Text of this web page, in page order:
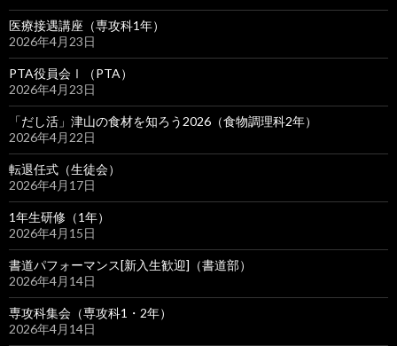
医療接遇講座（専攻科1年）
2026年4月23日
PTA役員会Ⅰ（PTA）
2026年4月23日
「だし活」津山の食材を知ろう2026（食物調理科2年）
2026年4月22日
転退任式（生徒会）
2026年4月17日
1年生研修（1年）
2026年4月15日
書道パフォーマンス[新入生歓迎]（書道部）
2026年4月14日
専攻科集会（専攻科1・2年）
2026年4月14日